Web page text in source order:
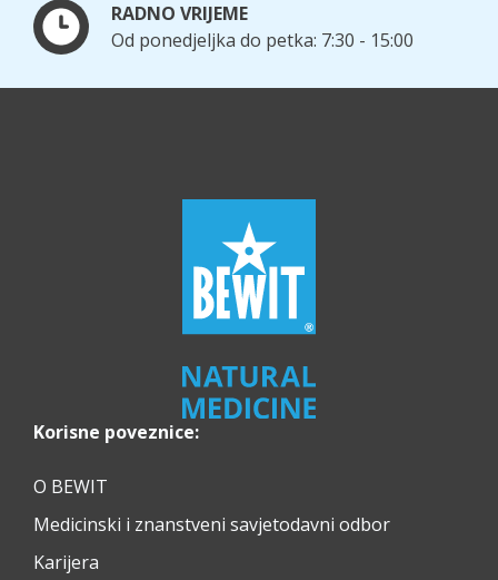
RADNO VRIJEME
Od ponedjeljka do petka: 7:30 - 15:00
Korisne poveznice:
O BEWIT
Medicinski i znanstveni savjetodavni odbor
Karijera